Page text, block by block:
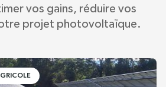
vos gains, réduire vos
projet photovoltaïque.